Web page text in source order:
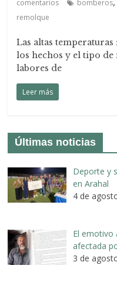
comentarios
bomberos
remolque
Las altas
los hechos y el tipo
labores de
Leer más
Últimas noticias
Deporte y
en Arahal
4 de
El emotivo
afectada
3 de